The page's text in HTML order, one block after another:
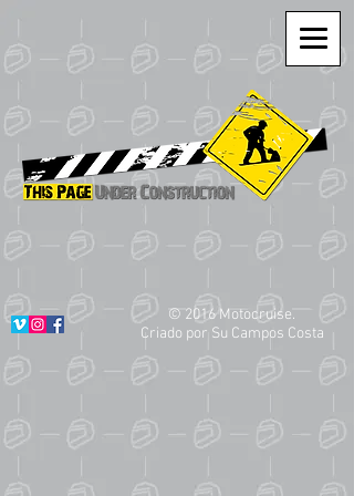
© 2016 Motocruise.
Criado por Su Campos Costa